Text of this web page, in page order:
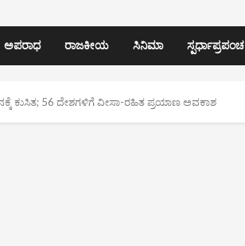
ಅಪರಾಧ ರಾಜಕೀಯ ಸಿನಿಮಾ ಸ್ಪರ್ಧಾಪ್ರಪಂಚ
ಕುಸಿತ; 56 ದೇಶಗಳಿಗೆ ವೀಸಾ-ರಹಿತ ಪ್ರಯಾಣ ಅವಕಾಶ